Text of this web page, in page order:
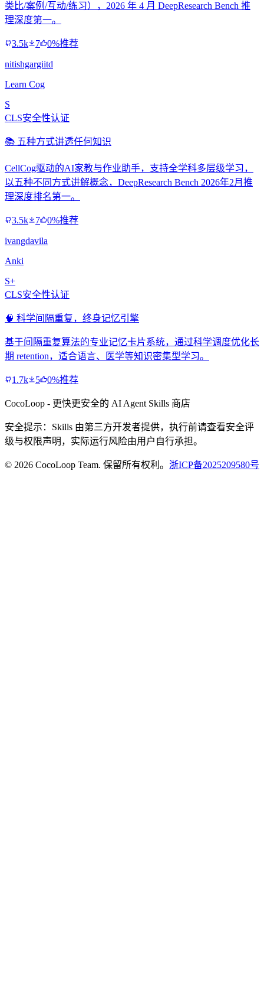
类比/案例/互动/练习），2026 年 4 月 DeepResearch Bench 推
理深度第一。
3.5k 7 0%推荐
nitishgargiitd
Learn Cog
S
CLS安全性认证
📚 五种方式讲透任何知识
CellCog驱动的AI家教与作业助手，支持全学科多层级学习，
以五种不同方式讲解概念，DeepResearch Bench 2026年2月推
理深度排名第一。
3.5k 7 0%推荐
ivangdavila
Anki
S+
CLS安全性认证
🧠 科学间隔重复，终身记忆引擎
基于间隔重复算法的专业记忆卡片系统，通过科学调度优化长
期 retention，适合语言、医学等知识密集型学习。
1.7k 5 0%推荐
CocoLoop - 更快更安全的 AI Agent Skills 商店
安全提示：Skills 由第三方开发者提供，执行前请查看安全评
级与权限声明，实际运行风险由用户自行承担。
© 2026 CocoLoop Team. 保留所有权利。 浙ICP备2025209580号